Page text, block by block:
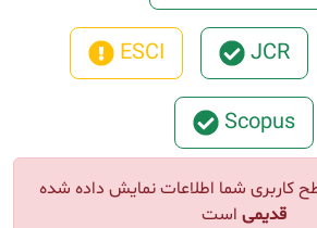
ESCI
اطلاعات نمایش داده شده
است